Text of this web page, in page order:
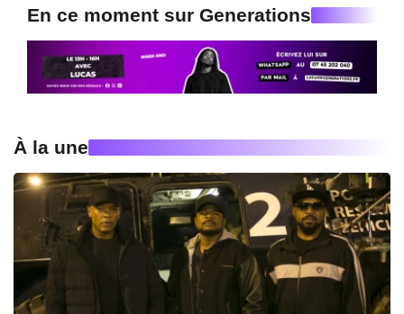
En ce moment sur Generations
À la une